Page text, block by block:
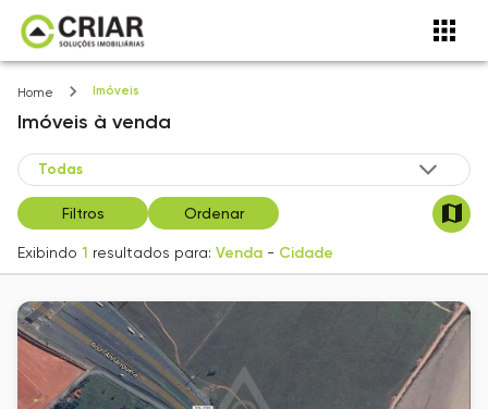
Home Imóveis
Imóveis à venda
Filtros Ordenar
Exibindo 1 resultados para: Venda - Cidade